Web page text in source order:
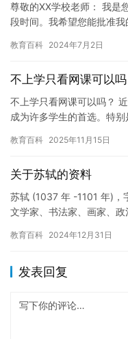
尊敬的XX学校老师： 我是
段时间。我希望您能批准
教育百科 2024年7月2日
不上学只看网课可以吗
不上学只看网课可以吗？
成为许多学生的首选。特
是在…
教育百科 2025年11月15日
关于苏轼的资料
苏轼 (1037 年 -1101 年)，
文学家、书法家、画家、政
教育百科 2024年12月31日
发表回复